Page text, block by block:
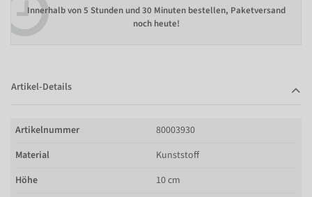
Innerhalb von5 Stunden und 30 Minuten bestellen, Paketversand
noch heute!
Artikel-Details
Artikelnummer
80003930
Material
Kunststoff
Höhe
10 cm